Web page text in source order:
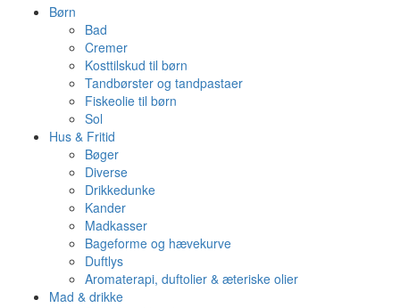
Børn
Bad
Cremer
Kosttilskud til børn
Tandbørster og tandpastaer
Fiskeolie til børn
Sol
Hus & Fritid
Bøger
Diverse
Drikkedunke
Kander
Madkasser
Bageforme og hævekurve
Duftlys
Aromaterapi, duftolier & æteriske olier
Mad & drikke